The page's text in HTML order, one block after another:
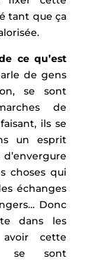
tant que ça
ce qu’est
de gens
se sont
de
ils se
un esprit
choses qui
échanges
Donc
dans les
cette
se sont